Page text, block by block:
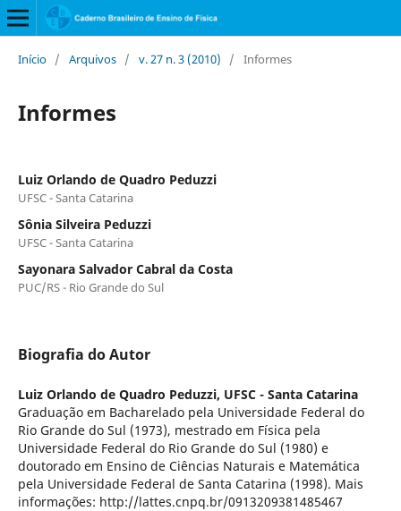
Início / Arquivos / v. 27 n. 3 (2010) / Informes
Informes
Luiz Orlando de Quadro Peduzzi
UFSC - Santa Catarina
Sônia Silveira Peduzzi
UFSC - Santa Catarina
Sayonara Salvador Cabral da Costa
PUC/RS - Rio Grande do Sul
Biografia do Autor
Luiz Orlando de Quadro Peduzzi, UFSC - Santa Catarina
Graduação em Bacharelado pela Universidade Federal do
Rio Grande do Sul (1973), mestrado em Física pela
Universidade Federal do Rio Grande do Sul (1980) e
doutorado em Ensino de Ciências Naturais e Matemática
pela Universidade Federal de Santa Catarina (1998). Mais
informações: http://lattes.cnpq.br/0913209381485467